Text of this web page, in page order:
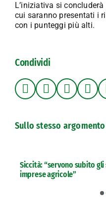
L’iniziativa si
cui saranno presentati i
con i punteggi più alti.
Condividi
Sullo stesso argomento
Siccità: “servono subito
imprese agricole”